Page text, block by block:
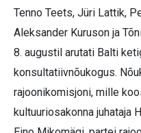
Tenno Teets, Jüri Lattik,
Aleksander Kuruson ja
8. augustil arutati Balti
konsultatiivnõukogus.
rajoonikomisjoni, mille
kultuuriosakonna juhataja